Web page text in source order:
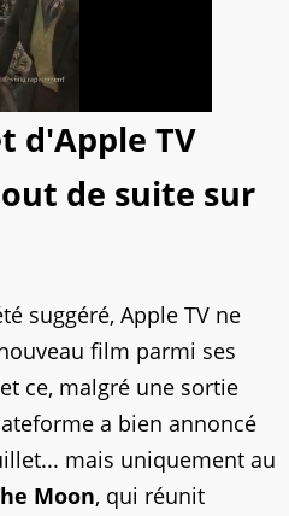
d'Apple TV
de suite sur
suggéré, Apple TV ne
film parmi ses
ce, malgré une sortie
a bien annoncé
mais uniquement au
Moon, qui réunit